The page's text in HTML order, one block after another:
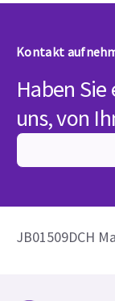
Kontakt
Haben Sie
uns, von
JB01509DCH